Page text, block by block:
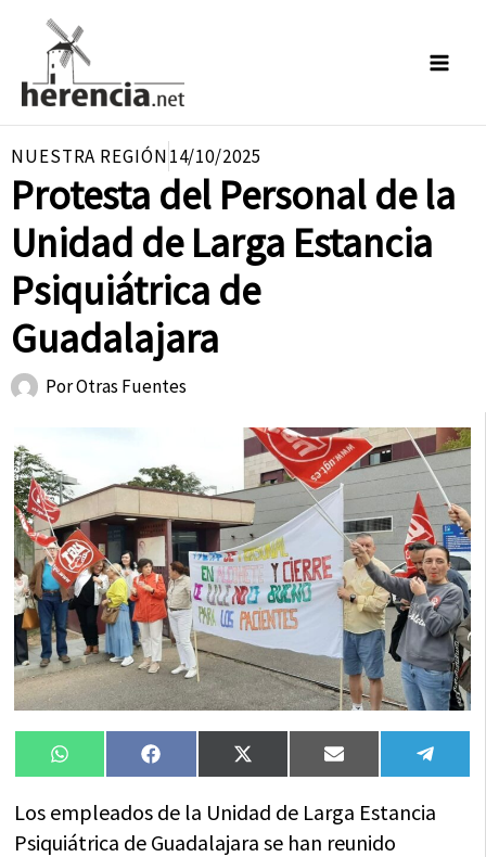
contenido
NUESTRA REGIÓN14/10/2025
Protesta del Personal de la
Unidad de Larga Estancia
Psiquiátrica de
Guadalajara
PorOtras Fuentes
Compartir
en
WhatsAppCompartir
en
FacebookCompartir
en
X
(Twitter)
Compartir
en
Email
en
Los empleados de la Unidad de Larga Estancia
Psiquiátrica de Guadalajara se han reunido